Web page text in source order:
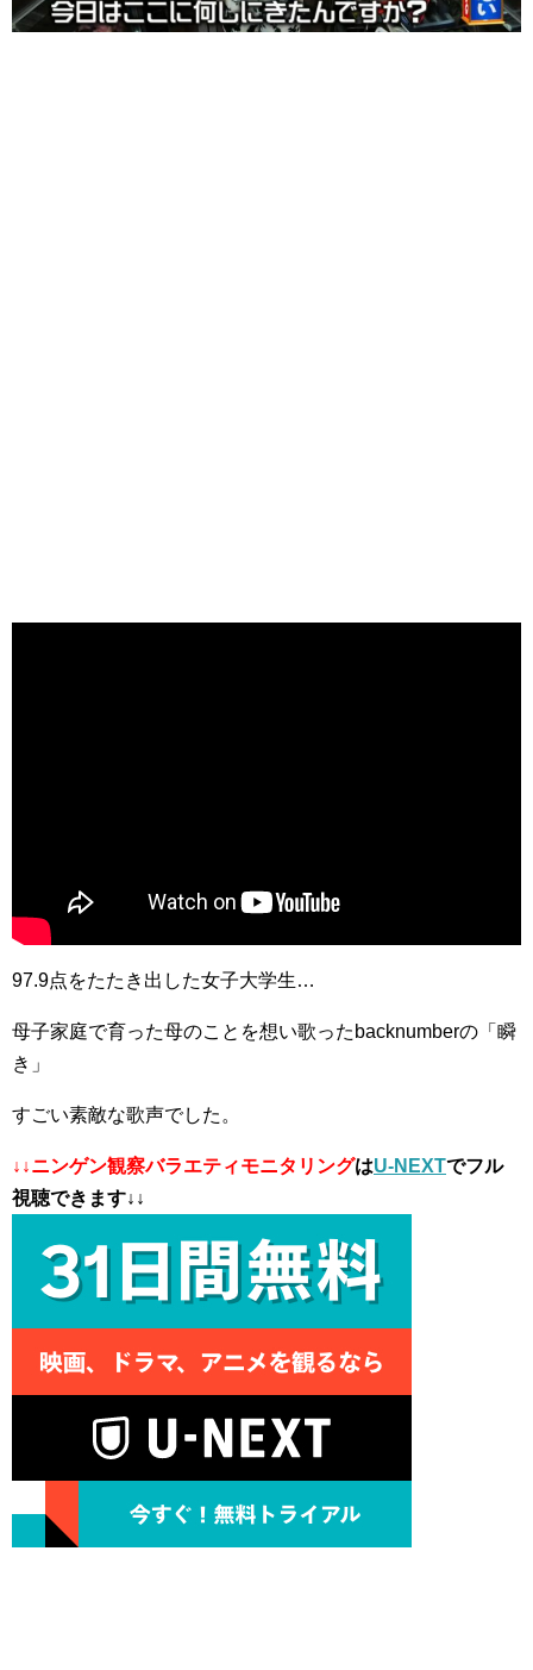
97.9点をたたき出した女子大学生…
母子家庭で育った母のことを想い歌ったbacknumberの「瞬
き」
すごい素敵な歌声でした。
↓↓ニンゲン観察バラエティモニタリングはU-NEXTでフル
視聴できます↓↓